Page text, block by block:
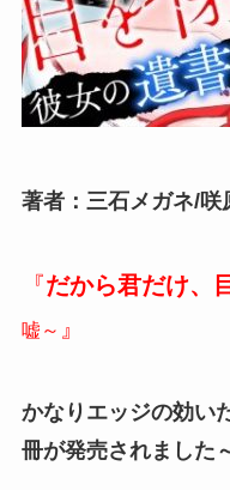
著者：三石メガネ/咲
『だから君だけ、
嘘～ 』
かなりエッジの効い
冊が発売されました